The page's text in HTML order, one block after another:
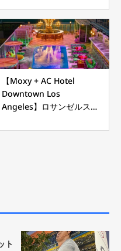
【Moxy + AC Hotel
Downtown Los
Angeles】ロサンゼルス旅
夜のエンタメ体験
ト